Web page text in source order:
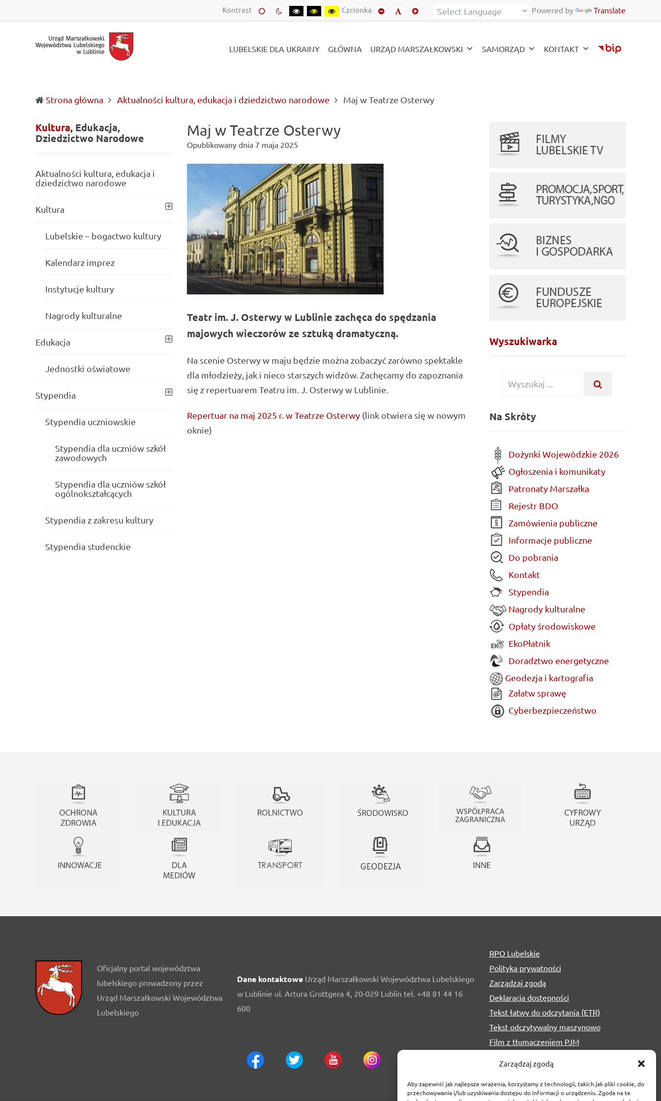
Zarządzaj zgodą
Aby zapewnić jak najlepsze wrażenia, korzystamy z technologii, takich jak pliki cookie, do
przechowywania i/lub uzyskiwania dostępu do informacji o urządzeniu. Zgoda na te
Województwa
Lubelskiego
wojewódzkich
Lubelszczyźnie
Powered by Translate
Kontrast Domyślny
kontrast
Kontrast
nocny
Kontrast
czarny-
Kontrast
czarny-
Kontrast
żółto-
Czcionka Mniejszy
font
Domyślny
font
Mniejszy
LUBELSKIE DLA UKRAINY GŁÓWNA URZĄD MARSZAŁKOWSKI SAMORZĄD KONTAKT
Strona główna Aktualności kultura, edukacja i dziedzictwo narodowe Maj w Teatrze Osterwy(current)
Maj w Teatrze Osterwy
Opublikowany dnia 7 maja 2025
Teatr im. J. Osterwy w Lublinie zachęca do spędzania
majowych wieczorów ze sztuką dramatyczną.
Na scenie Osterwy w maju będzie można zobaczyć zarówno spektakle
dla młodzieży, jak i nieco starszych widzów. Zachęcamy do zapoznania
się z repertuarem Teatru im. J. Osterwy w Lublinie.
Repertuar na maj 2025 r. w Teatrze Osterwy(link otwiera się w nowym
oknie)
Kultura, Edukacja,
Dziedzictwo Narodowe
Aktualności kultura, edukacja i
dziedzictwo narodowe
Kultura
Lubelskie – bogactwo kultury
Kalendarz imprez
Instytucje kultury
Nagrody kulturalne
Edukacja
Jednostki oświatowe
Stypendia
Stypendia uczniowskie
Stypendia dla uczniów szkół
zawodowych
Stypendia dla uczniów szkół
ogólnokształcących
Stypendia z zakresu kultury
Stypendia studenckie
Wyszukiwarka
Wyszukiwanie
Na Skróty
Dożynki Wojewódzkie 2026
Ogłoszenia i komunikaty
Patronaty Marszałka
Rejestr BDO
Zamówienia publiczne
Informacje publiczne
Do pobrania
Kontakt
Stypendia
Nagrody kulturalne
Opłaty środowiskowe
EkoPłatnik
Doradztwo energetyczne
Geodezja i kartografia
Załatw sprawę
Cyberbezpieczeństwo
Oficjalny portal województwa
lubelskiego prowadzony przez
Urząd Marszałkowski Województwa
Lubelskiego
Dane kontaktowe Urząd Marszałkowski Województwa Lubelskiego
w Lublinie ul. Artura Grottgera 4, 20-029 Lublin tel. +48 81 44 16
600
RPO Lubelskie
Polityka prywatności
Zarządzaj zgodą
Deklaracja dostępności
Tekst łatwy do odczytania (ETR)
Tekst odczytywalny maszynowo
Film z tłumaczeniem PJM